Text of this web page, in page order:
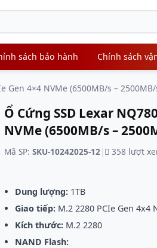
sách bảo hành Chính sách
Gen 4×4 NVMe (6500MB/s –
Ổ Cứng SSD Lexar
NVMe (6500MB/s –
Mã SP: SKU-10242025-12| 358 lượt
Dung lượng: 1TB
Giao tiếp: M.2 2280 PCIe Gen 4x4
Kích thước: M.2 2280
NAND Flash: